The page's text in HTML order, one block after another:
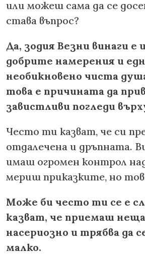
или можеш сама да се
става въпрос?
Да, зодия Везни винаги е
добрите намерения и
необикновено чиста
това е причината да
завистливи погледи
Често ти казват, че си
отдалечена и дръпната.
имаш огромен контрол
мериш приказките, но
Може би често ти се е
казват, че приемаш
насериозно и трябва да
малко.